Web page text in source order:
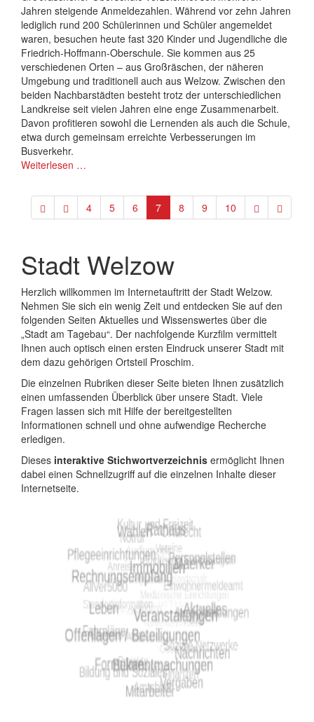
Jahren steigende Anmeldezahlen. Während vor zehn Jahren
lediglich rund 200 Schülerinnen und Schüler angemeldet
waren, besuchen heute fast 320 Kinder und Jugendliche die
Friedrich-Hoffmann-Oberschule. Sie kommen aus 25
verschiedenen Orten – aus Großräschen, der näheren
Umgebung und traditionell auch aus Welzow. Zwischen den
beiden Nachbarstädten besteht trotz der unterschiedlichen
Landkreise seit vielen Jahren eine enge Zusammenarbeit.
Davon profitieren sowohl die Lernenden als auch die Schule,
etwa durch gemeinsam erreichte Verbesserungen im
Busverkehr.
Weiterlesen …
4 5 6 7 8 9 10
Stadt Welzow
Herzlich willkommen im Internetauftritt der Stadt Welzow.
Nehmen Sie sich ein wenig Zeit und entdecken Sie auf den
folgenden Seiten Aktuelles und Wissenswertes über die
„Stadt am Tagebau“. Der nachfolgende Kurzfilm vermittelt
Ihnen auch optisch einen ersten Eindruck unserer Stadt mit
dem dazu gehörigen Ortsteil Proschim.
Die einzelnen Rubriken dieser Seite bieten Ihnen zusätzlich
einen umfassenden Überblick über unsere Stadt. Viele
Fragen lassen sich mit Hilfe der bereitgestellten
Informationen schnell und ohne aufwendige Recherche
erledigen.
Dieses interaktive Stichwortverzeichnis ermöglicht Ihnen
dabei einen Schnellzugriff auf die einzelnen Inhalte dieser
Internetseite.